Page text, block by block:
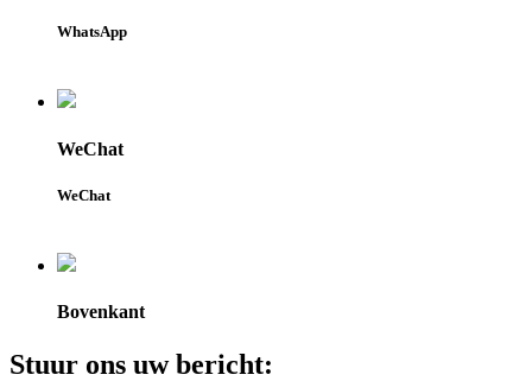
WhatsApp
WeChat
WeChat
Bovenkant
Stuur ons uw bericht: